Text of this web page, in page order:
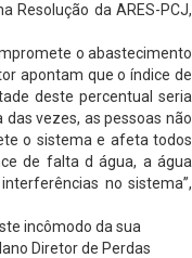
Resolução da ARES-PCJ,
o abastecimento
apontam que o índice de
deste percentual seria
vezes, as pessoas não
o sistema e afeta todos
de falta d água, a água
no sistema”,
incômodo da sua
Diretor de Perdas